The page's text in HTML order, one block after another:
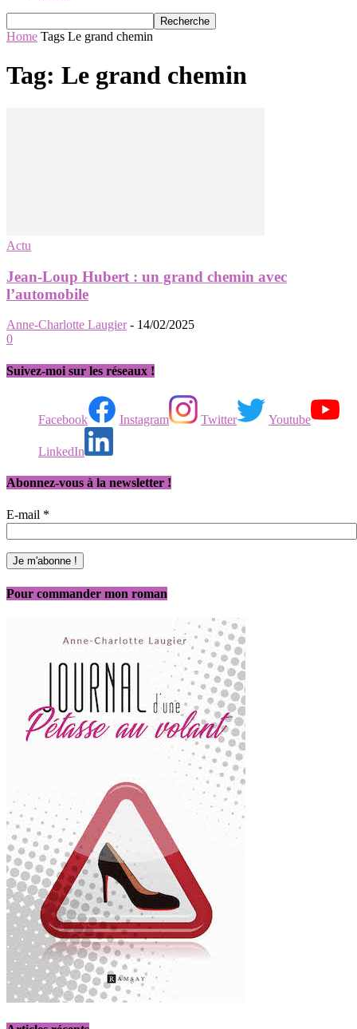
Home Tags Le grand chemin
Tag: Le grand chemin
Actu
Jean-Loup Hubert : un grand chemin avec
l’automobile
Anne-Charlotte Laugier - 14/02/2025
0
Suivez-moi sur les réseaux !
Facebook Instagram Twitter Youtube
LinkedIn
Abonnez-vous à la newsletter !
E-mail *
Pour commander mon roman